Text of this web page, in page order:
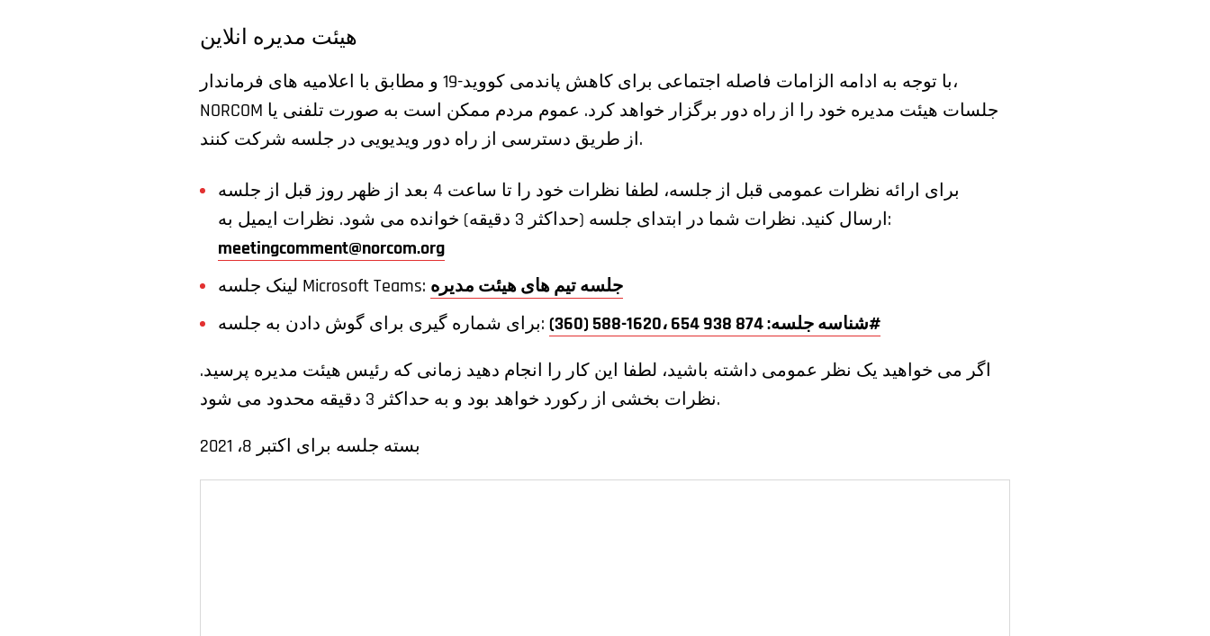
هیئت مدیره انلاین
با توجه به ادامه الزامات فاصله اجتماعی برای کاهش پاندمی کووید-19 و مطابق با اعلامیه های فرماندار،
NORCOM جلسات هیئت مدیره خود را از راه دور برگزار خواهد کرد. عموم مردم ممکن است به صورت تلفنی یا
از طریق دسترسی از راه دور ویدیویی در جلسه شرکت کنند.
برای ارائه نظرات عمومی قبل از جلسه، لطفا نظرات خود را تا ساعت 4 بعد از ظهر روز قبل از جلسه
ارسال کنید. نظرات شما در ابتدای جلسه (حداکثر 3 دقیقه) خوانده می شود. نظرات ایمیل به:
meetingcomment@norcom.org
لینک جلسه Microsoft Teams: جلسه تیم های هیئت مدیره
برای شماره گیری برای گوش دادن به جلسه: (360) 588-1620، شناسه جلسه: 874 938 654#
اگر می خواهید یک نظر عمومی داشته باشید، لطفا این کار را انجام دهید زمانی که رئیس هیئت مدیره پرسید.
نظرات بخشی از رکورد خواهد بود و به حداکثر 3 دقیقه محدود می شود.
بسته جلسه برای اکتبر 8، 2021